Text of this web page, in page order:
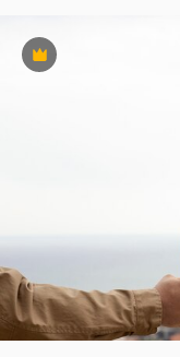
Premium